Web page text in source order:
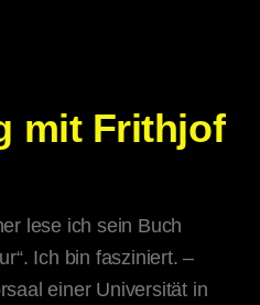
mit Frithjof
lese ich sein Buch
Ich bin fasziniert. –
einer Universität in